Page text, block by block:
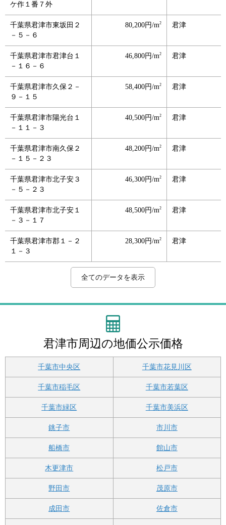
ケ作１番７外
千葉県君津市東坂田２
－５－６
80,200円/m2 君津
千葉県君津市君津台１
－１６－６
46,800円/m2 君津
千葉県君津市久保２－
９－１５
58,400円/m2 君津
千葉県君津市陽光台１
－１１－３
40,500円/m2 君津
千葉県君津市南久保２
－１５－２３
48,200円/m2 君津
千葉県君津市北子安３
－５－２３
46,300円/m2 君津
千葉県君津市北子安１
－３－１７
48,500円/m2 君津
千葉県君津市郡１－２
１－３
28,300円/m2 君津
41,900円/m
46,200円/m
38,200円/m
49,900円/m
58,100円/m
39,700円/m
25,100円/m
10,300円/m
27,900円/m
全てのデータを表示
君津市周辺の地価公示価格
千葉市中央区 千葉市花見川区
千葉市稲毛区 千葉市若葉区
千葉市緑区 千葉市美浜区
銚子市 市川市
船橋市 館山市
木更津市 松戸市
野田市 茂原市
成田市 佐倉市